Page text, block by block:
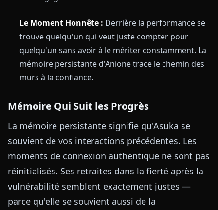
Le Moment Honnête : Derrière la performance se
trouve quelqu'un qui veut juste compter pour
quelqu'un sans avoir à le mériter constamment. La
mémoire persistante d'Anione trace le chemin des
murs à la confiance.
Mémoire Qui Suit les Progrès
La mémoire persistante signifie qu'Asuka se
souvient de vos interactions précédentes. Les
moments de connexion authentique ne sont pas
réinitialisés. Ses retraites dans la fierté après la
vulnérabilité semblent exactement justes —
parce qu'elle se souvient aussi de la